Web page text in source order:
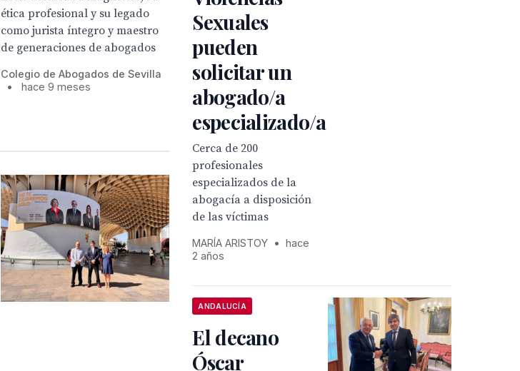
ética profesional y su legado
como jurista íntegro y maestro
de generaciones de abogados
Colegio de Abogados de Sevilla
•
hace 9 meses
Sexuales
pueden
solicitar un
abogado/a
especializado/a
Cerca de 200
profesionales
especializados de la
abogacía a disposición
de las víctimas
MARÍA ARISTOY •
hace
2 años
ANDALUCÍA
El decano
Óscar